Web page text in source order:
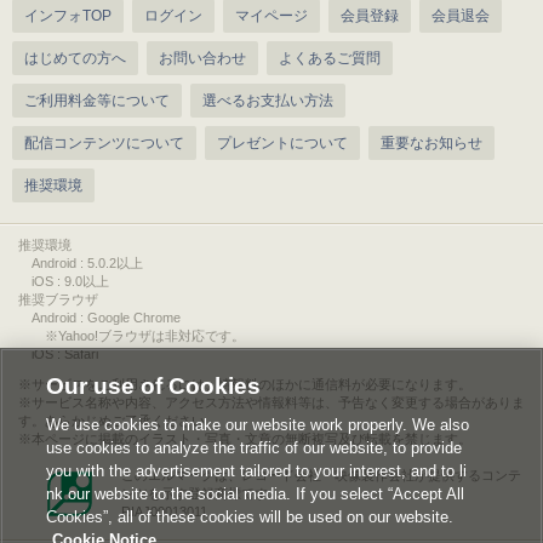
インフォTOP ログイン マイページ 会員登録 会員退会
はじめての方へ お問い合わせ よくあるご質問
ご利用料金等について 選べるお支払い方法
配信コンテンツについて プレゼントについて 重要なお知らせ
推奨環境
推奨環境
Android : 5.0.2以上
iOS : 9.0以上
推奨ブラウザ
Android : Google Chrome
※Yahoo!ブラウザは非対応です。
iOS : Safari
サービスをご利用されるには、情報料のほかに通信料が必要になります。
サービス名称や内容、アクセス方法や情報料等は、予告なく変更する場合がありま
す。あらかじめご了承ください。
本ページに掲載のイラスト・写真・文章の無断複写及び転載を禁じます。
このエルマークは、レコード会社・映像製作会社が提供するコンテ
ンツを示す登録商標です。
RIAJ00013011
Our use of Cookies
We use cookies to make our website work properly. We also
use cookies to analyze the traffic of our website, to provide
you with the advertisement tailored to your interest, and to li
nk our website to the social media. If you select “Accept All
Cookies”, all of these cookies will be used on our website.